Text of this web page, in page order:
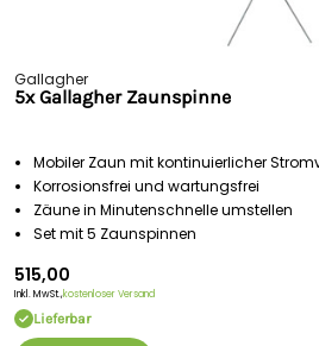
Gallagher
5x Gallagher Zaunspinne
Mobiler Zaun mit kontinuierlicher
Korrosionsfrei und wartungsfrei
Zäune in Minutenschnelle umstellen
Set mit 5 Zaunspinnen
515,00
Inkl. MwSt.,kostenloser Versand
Lieferbar